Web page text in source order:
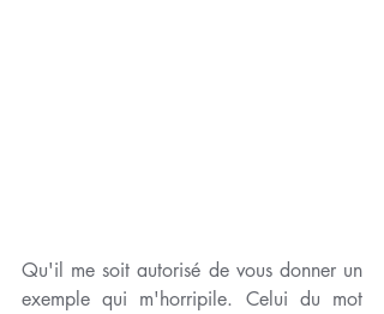
Qu'il me soit autorisé de vous donner un
exemple qui m'horripile. Celui du mot